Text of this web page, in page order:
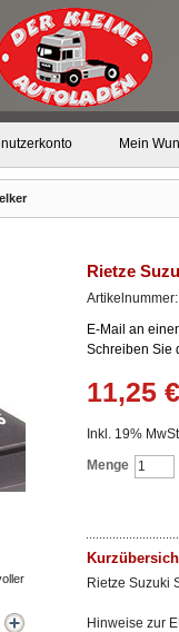
Mein
Rietze
E-Mail an
Schreiben Sie
11,25 €
Inkl. 19%
Menge
Rietze Suzuki
Hinweise zur